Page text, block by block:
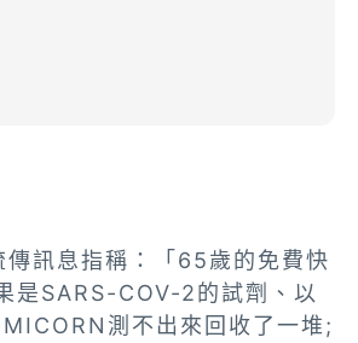
傳訊息指稱：「65歲的免費快
是SARS-COV-2的試劑、以
測不出來回收了一堆;